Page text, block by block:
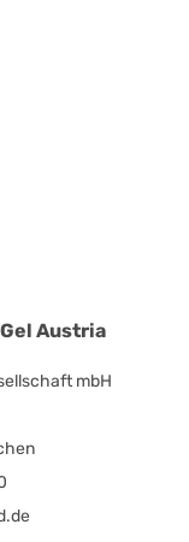
Austria
mbH